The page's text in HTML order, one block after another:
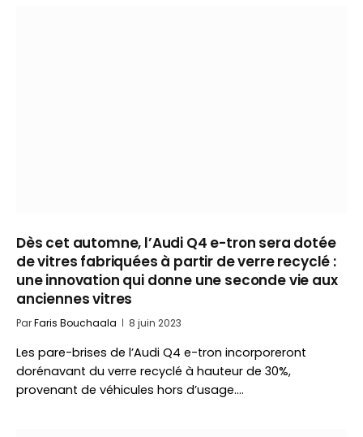
Dès cet automne, l’Audi Q4 e-tron sera dotée
de vitres fabriquées à partir de verre recyclé :
une innovation qui donne une seconde vie aux
anciennes vitres
ParFaris Bouchaala 8 juin 2023
Les pare-brises de l’Audi Q4 e-tron incorporeront
dorénavant du verre recyclé à hauteur de 30%,
provenant de véhicules hors d’usage.…